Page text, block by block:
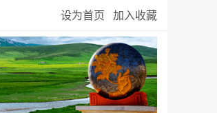
设为首页 加入收藏